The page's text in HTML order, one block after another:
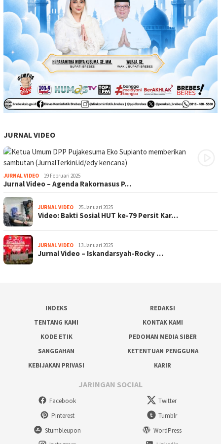
JURNAL VIDEO
JURNAL VIDEO 19 Februari 2025
Jurnal Video – Agenda Rakornasus P…
JURNAL VIDEO 25 Januari 2025
Video: Bakti Sosial HUT ke-79 Persit Kar…
JURNAL VIDEO 13 Januari 2025
Jurnal Video – Iskandarsyah-Rocky …
INDEKS
REDAKSI
TENTANG KAMI
KONTAK KAMI
KODE ETIK
PEDOMAN MEDIA SIBER
SANGGAHAN
KETENTUAN PENGGUNA
KEBIJAKAN PRIVASI
KARIR
JARINGAN SOCIAL
Facebook
Twitter
Pinterest
Tumblr
Stumbleupon
WordPress